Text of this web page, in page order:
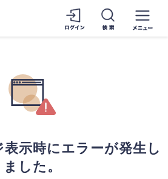
示時にエラーが発生し
ました。